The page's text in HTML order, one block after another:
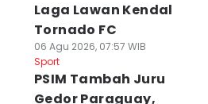
Laga Lawan Kendal
Tornado FC
06 Agu 2026, 07:57 WIB
Sport
PSIM Tambah Juru
Gedor Paraguay,